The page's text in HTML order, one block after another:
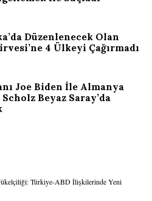
Düzenlenecek Olan
4 Ülkeyi Çağırmadı
Joe Biden İle Almanya
Scholz Beyaz Saray’da
Türkiye-ABD İlişkilerinde Yeni